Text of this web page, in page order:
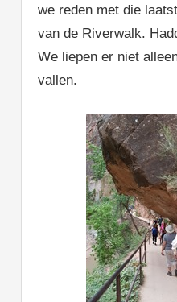
we reden met die
van de Riverwalk.
We liepen er niet
vallen.